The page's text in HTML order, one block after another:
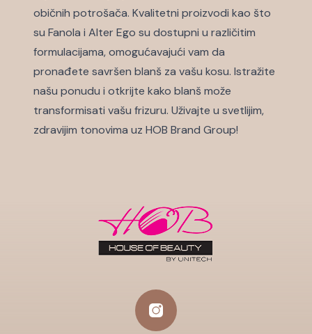
običnih potrošača. Kvalitetni proizvodi kao što
su Fanola i Alter Ego su dostupni u različitim
formulacijama, omogućavajući vam da
pronađete savršen blanš za vašu kosu. Istražite
našu ponudu i otkrijte kako blanš može
transformisati vašu frizuru. Uživajte u svetlijim,
zdravijim tonovima uz HOB Brand Group!